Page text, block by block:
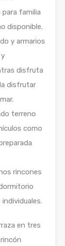
familia
disponible.
y armarios
disfruta
disfrutar
terreno
como
rincones
en tres